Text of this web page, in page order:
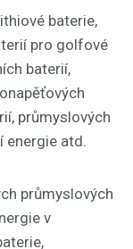
baterie,
pro golfové
baterií,
průmyslových
energie atd.
průmyslových
v